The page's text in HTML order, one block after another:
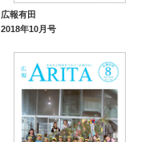
広報有田
2018年10月号